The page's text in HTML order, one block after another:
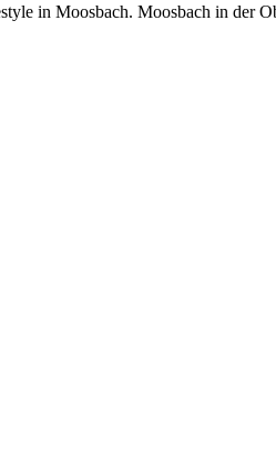
in Moosbach. Moosbach in der